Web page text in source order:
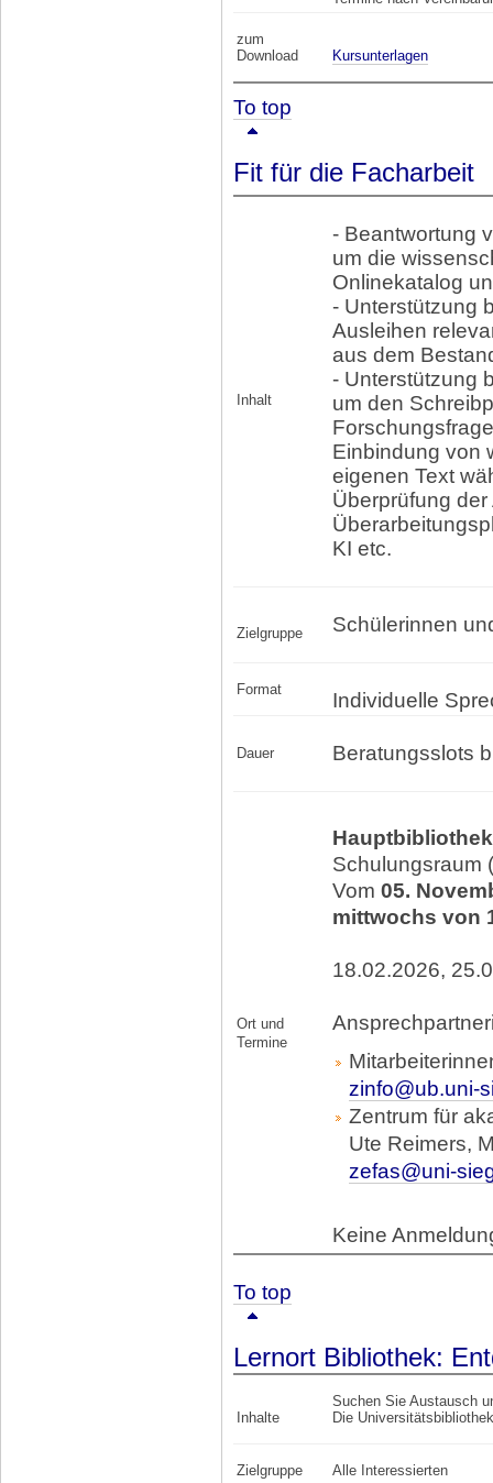
zum
Download
Kursunterlagen
To top
Fit für die Facharbeit
Inhalt
- Beantwortung
um die
Onlinekatalog
- Unterstützung
Ausleihen
aus dem
- Unterstützung
um den
Einbindung von
eigenen Text
Überprüfung
KI etc.
Zielgruppe Schülerinnen
Format Individuelle
Dauer Beratungsslots
Ort und
Termine
Schulungsraum
Vom 05.
mittwochs von
18.02.2026,
zinfo@ub.uni-
Zentrum für
Ute Reimers,
zefas@uni-
Keine
To top
Lernort Bibliothek:
Inhalte
Suchen Sie Austausch
Die
Zielgruppe Alle Interessierten